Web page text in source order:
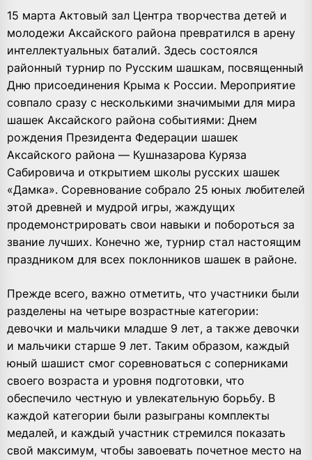
15 марта Актовый зал Центра творчества детей и
молодежи Аксайского района превратился в арену
интеллектуальных баталий. Здесь состоялся
районный турнир по Русским шашкам, посвященный
Дню присоединения Крыма к России. Мероприятие
совпало сразу с несколькими значимыми для мира
шашек Аксайского района событиями: Днем
рождения Президента Федерации шашек
Аксайского района — Кушназарова Куряза
Сабировича и открытием школы русских шашек
«Дамка». Соревнование собрало 25 юных любителей
этой древней и мудрой игры, жаждущих
продемонстрировать свои навыки и побороться за
звание лучших. Конечно же, турнир стал настоящим
праздником для всех поклонников шашек в районе.
Прежде всего, важно отметить, что участники были
разделены на четыре возрастные категории:
девочки и мальчики младше 9 лет, а также девочки
и мальчики старше 9 лет. Таким образом, каждый
юный шашист смог соревноваться с соперниками
своего возраста и уровня подготовки, что
обеспечило честную и увлекательную борьбу. В
каждой категории были разыграны комплекты
медалей, и каждый участник стремился показать
свой максимум, чтобы завоевать почетное место на